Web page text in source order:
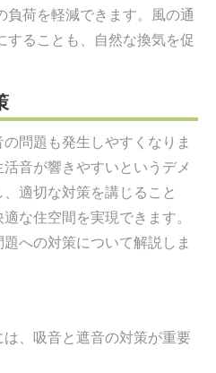
負荷を軽減できます。風の通
することも、自然な換気を促
問題も発生しやすくなりま
音が響きやすいというデメ
適切な対策を講じること
な住空間を実現できます。
への対策について解説しま
、吸音と遮音の対策が重要